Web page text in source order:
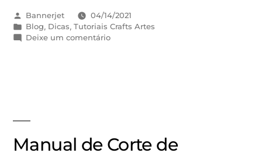
Bannerjet
04/14/2021
Blog, Dicas,Tutoriais Crafts Artes
Deixe um comentário
Manual de Corte de